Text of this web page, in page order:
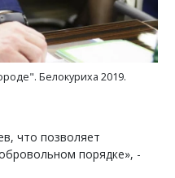
Белокуриха 2019.
что позволяет
порядке», -